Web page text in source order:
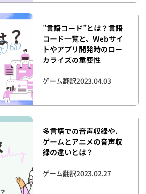
”言語コード”とは？言語
コード一覧と、Webサイ
トやアプリ開発時のロー
カライズの重要性
ゲーム翻訳2023.04.03
多言語での音声収録や、
ゲームとアニメの音声収
録の違いとは？
ゲーム翻訳2023.02.27